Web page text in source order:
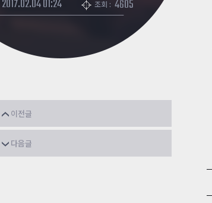
2017.02.04 01:24 조회 : 4605
이전글
오리지널 뉴비들을위한 한가지 꿀팁
다음글